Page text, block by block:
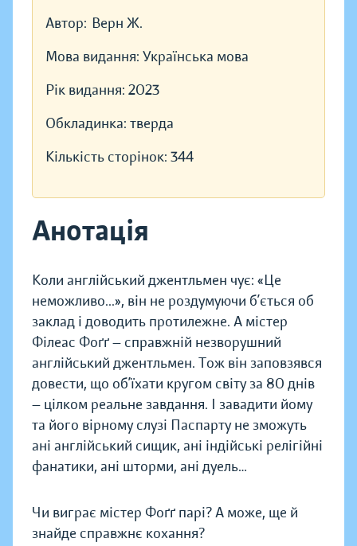
Автор: Верн Ж.
Мова видання: Українська мова
Рік видання: 2023
Обкладинка: тверда
Кількість сторінок: 344
Анотація
Коли англійський джентльмен чує: «Це
неможливо...», він не роздумуючи б’ється об
заклад і доводить протилежне. А містер
Філеас Фоґґ — справжній незворушний
англійський джентльмен. Тож він заповзявся
довести, що об’їхати кругом світу за 80 днів
— цілком реальне завдання. І завадити йому
та його вірному слузі Паспарту не зможуть
ані англійський сищик, ані індійські релігійні
фанатики, ані шторми, ані дуель…
Чи виграє містер Фоґґ парі? А може, ще й
знайде справжнє кохання?